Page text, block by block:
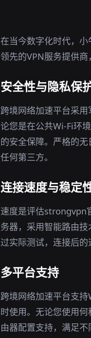
在当今数字化时代，
领先的VPN服务提供
安全性与隐私保
跨境网络加速平台采
论您是在公共Wi-Fi环
的安全保障。严格的
任何第三方。
连接速度与稳定
速度是评估strongvpn
务器，采用智能路由
过实际测试，连接后的
多平台支持
跨境网络加速平台支
时使用。无论您使用
由器配置支持，满足不